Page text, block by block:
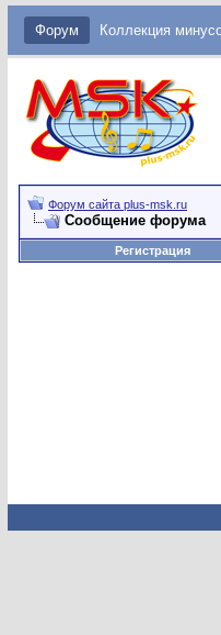
Форум Коллекция
Форум сайта plus-msk.ru
Сообщение форума
Регистрация